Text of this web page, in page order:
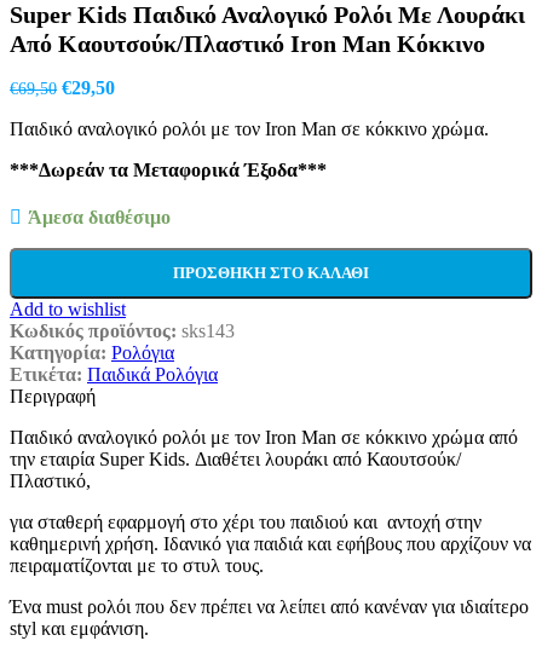
Super Kids Παιδικό Αναλογικό Ρολόι Με Λουράκι
Από Καουτσούκ/Πλαστικό Iron Man Κόκκινο
€69,50 Original
was:
€29,50Η
τιμή
€29,50.
Παιδικό αναλογικό ρολόι με τον Iron Man σε κόκκινο χρώμα.
***Δωρεάν τα Μεταφορικά Έξοδα***
Άμεσα διαθέσιμο
ΠΡΟΣΘΉΚΗ ΣΤΟ ΚΑΛΆΘΙ
Add to wishlist
Κωδικός προϊόντος: sks143
Κατηγορία: Ρολόγια
Ετικέτα: Παιδικά Ρολόγια
Περιγραφή
Παιδικό αναλογικό ρολόι με τον Iron Man σε κόκκινο χρώμα από
την εταιρία Super Kids. Διαθέτει λουράκι από Καουτσούκ/
Πλαστικό,
για σταθερή εφαρμογή στο χέρι του παιδιού και αντοχή στην
καθημερινή χρήση. Iδανικό για παιδιά και εφήβους που αρχίζουν να
πειραματίζονται με το στυλ τους.
Ένα must ρολόι που δεν πρέπει να λείπει από κανέναν για ιδιαίτερο
styl και εμφάνιση.